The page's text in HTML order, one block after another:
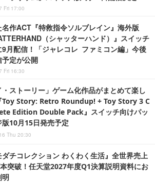
Fri 17:00
名作ACT『特救指令ソルブレイン』海外版
（シャッターハンド）』スイッチ
9月配信！「ジャレコレ ファミコン編」今後
予定が公開
Fri 16:30
・ストーリー」ゲーム化作品がまとめて楽し
Toy Story: Retro Roundup! + Toy Story 3 C
Edition Double Pack』スイッチ向けパッ
版10月15日発売予定
Thu 20:30
ダチコレクション わくわく生活』全世界売上
突破！任天堂2027年度Q1決算説明資料にお
明